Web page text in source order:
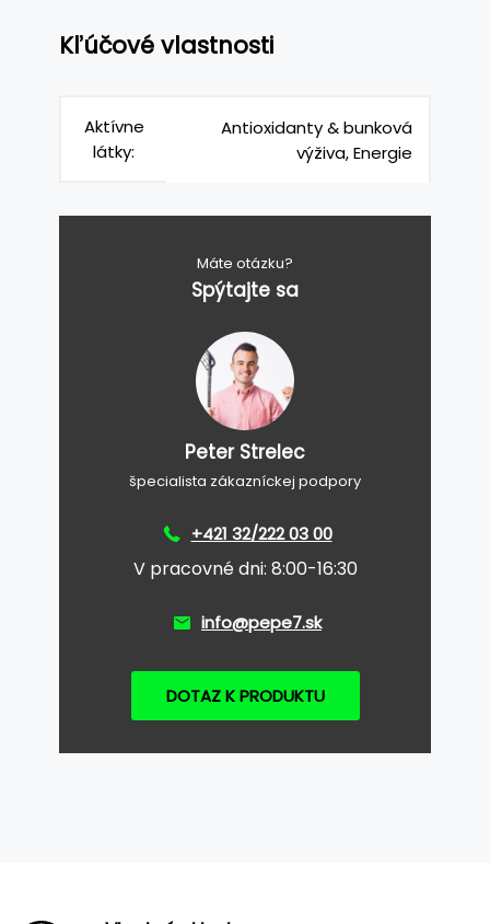
Kľúčové vlastnosti
Aktívne
látky:
Antioxidanty & bunková
výživa, Energie
Máte otázku?
Spýtajte sa
Peter Strelec
špecialista zákazníckej podpory
+421 32/222 03 00
V pracovné dni: 8:00-16:30
info@pepe7.sk
DOTAZ K PRODUKTU